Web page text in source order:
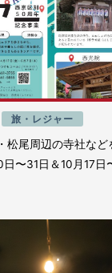
旅・レジャー
松尾周辺の寺社な
〜31日＆10月17日